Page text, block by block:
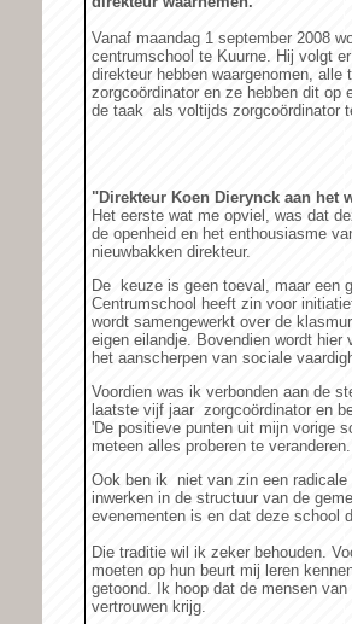
Vanaf maandag 1 september 2008
centrumschool te Kuurne. Hij volgt
direkteur hebben waargenomen,
zorgcoördinator en ze hebben dit op
de taak als voltijds zorgcoördinator
"Direkteur Koen Dierynck aan het
Het eerste wat me opviel, was dat
de openheid en het enthousiasme
nieuwbakken direkteur.
De keuze is geen toeval, maar een
Centrumschool heeft zin voor
wordt samengewerkt over de
eigen eilandje. Bovendien wordt
het aanscherpen van sociale
Voordien was ik verbonden aan de
laatste vijf jaar zorgcoördinator en
'De positieve punten uit mijn vorige
meteen alles proberen te
Ook ben ik niet van zin een radicale
inwerken in de structuur van de
evenementen is en dat deze school
Die traditie wil ik zeker behouden.
moeten op hun beurt mij leren
getoond. Ik hoop dat de mensen
vertrouwen krijg.